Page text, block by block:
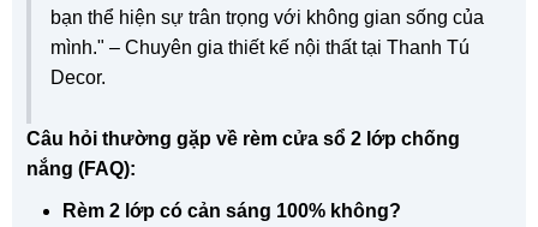
bạn thể hiện sự trân trọng với không gian sống của
mình." – Chuyên gia thiết kế nội thất tại Thanh Tú
Decor.
Câu hỏi thường gặp về rèm cửa sổ 2 lớp chống
nắng (FAQ):
Rèm 2 lớp có cản sáng 100% không?